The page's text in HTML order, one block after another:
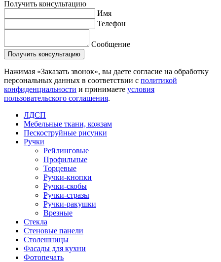
Получить консультацию
Имя
Телефон
Сообщение
Нажимая «Заказать звонок», вы даете согласие на обработку
персональных данных в соответствии с политикой
конфиденциальности и принимаете условия
пользовательского соглашения.
ЛДСП
Мебельные ткани, кожзам
Пескоструйные рисунки
Ручки
Рейлинговые
Профильные
Торцевые
Ручки-кнопки
Ручки-скобы
Ручки-стразы
Ручки-ракушки
Врезные
Стекла
Стеновые панели
Столешницы
Фасады для кухни
Фотопечать